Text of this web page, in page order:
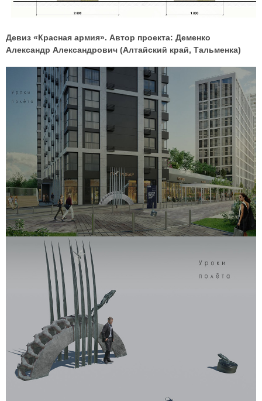
Девиз «Красная армия». Автор проекта: Деменко
Александр Александрович (Алтайский край, Тальменка)